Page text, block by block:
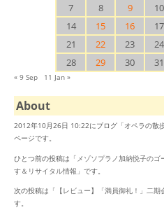
7
8 9 10
14
15 16 17
21
22 23 24
28
29 30 31
« 9 Sep 11 Jan »
About
2012年10月26日 10:22にブログ「オペラの散
ページです。
ひとつ前の投稿は「 メゾソプラノ加納悦子の
す＆リサイタル情報 」です。
次の投稿は「 【レビュー】「満員御礼！」二
す。